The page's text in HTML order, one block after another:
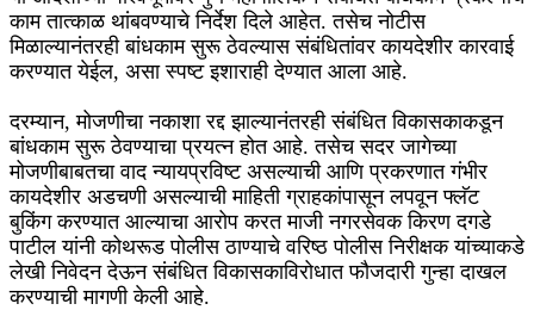
काम तात्काळ थांबवण्याचे निर्देश दिले आहेत. तसेच नोटीस
मिळाल्यानंतरही बांधकाम सुरू ठेवल्यास संबंधितांवर कायदेशीर कारवाई
करण्यात येईल, असा स्पष्ट इशाराही देण्यात आला आहे.
दरम्यान, मोजणीचा नकाशा रद्द झाल्यानंतरही संबंधित विकासकाकडून
बांधकाम सुरू ठेवण्याचा प्रयत्न होत आहे. तसेच सदर जागेच्या
मोजणीबाबतचा वाद न्यायप्रविष्ट असल्याची आणि प्रकरणात गंभीर
कायदेशीर अडचणी असल्याची माहिती ग्राहकांपासून लपवून फ्लॅट
बुकिंग करण्यात आल्याचा आरोप करत माजी नगरसेवक किरण दगडे
पाटील यांनी कोथरूड पोलीस ठाण्याचे वरिष्ठ पोलीस निरीक्षक यांच्याकडे
लेखी निवेदन देऊन संबंधित विकासकाविरोधात फौजदारी गुन्हा दाखल
करण्याची मागणी केली आहे.